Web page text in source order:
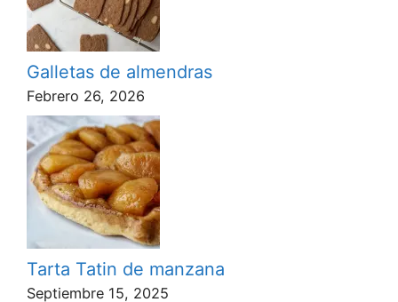
Galletas de almendras
Febrero 26, 2026
Tarta Tatin de manzana
Septiembre 15, 2025